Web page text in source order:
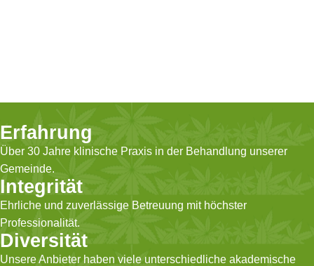
Erfahrung
Über 30 Jahre klinische Praxis in der Behandlung unserer
Gemeinde.
Integrität
Ehrliche und zuverlässige Betreuung mit höchster
Professionalität.
Diversität
Unsere Anbieter haben viele unterschiedliche akademische